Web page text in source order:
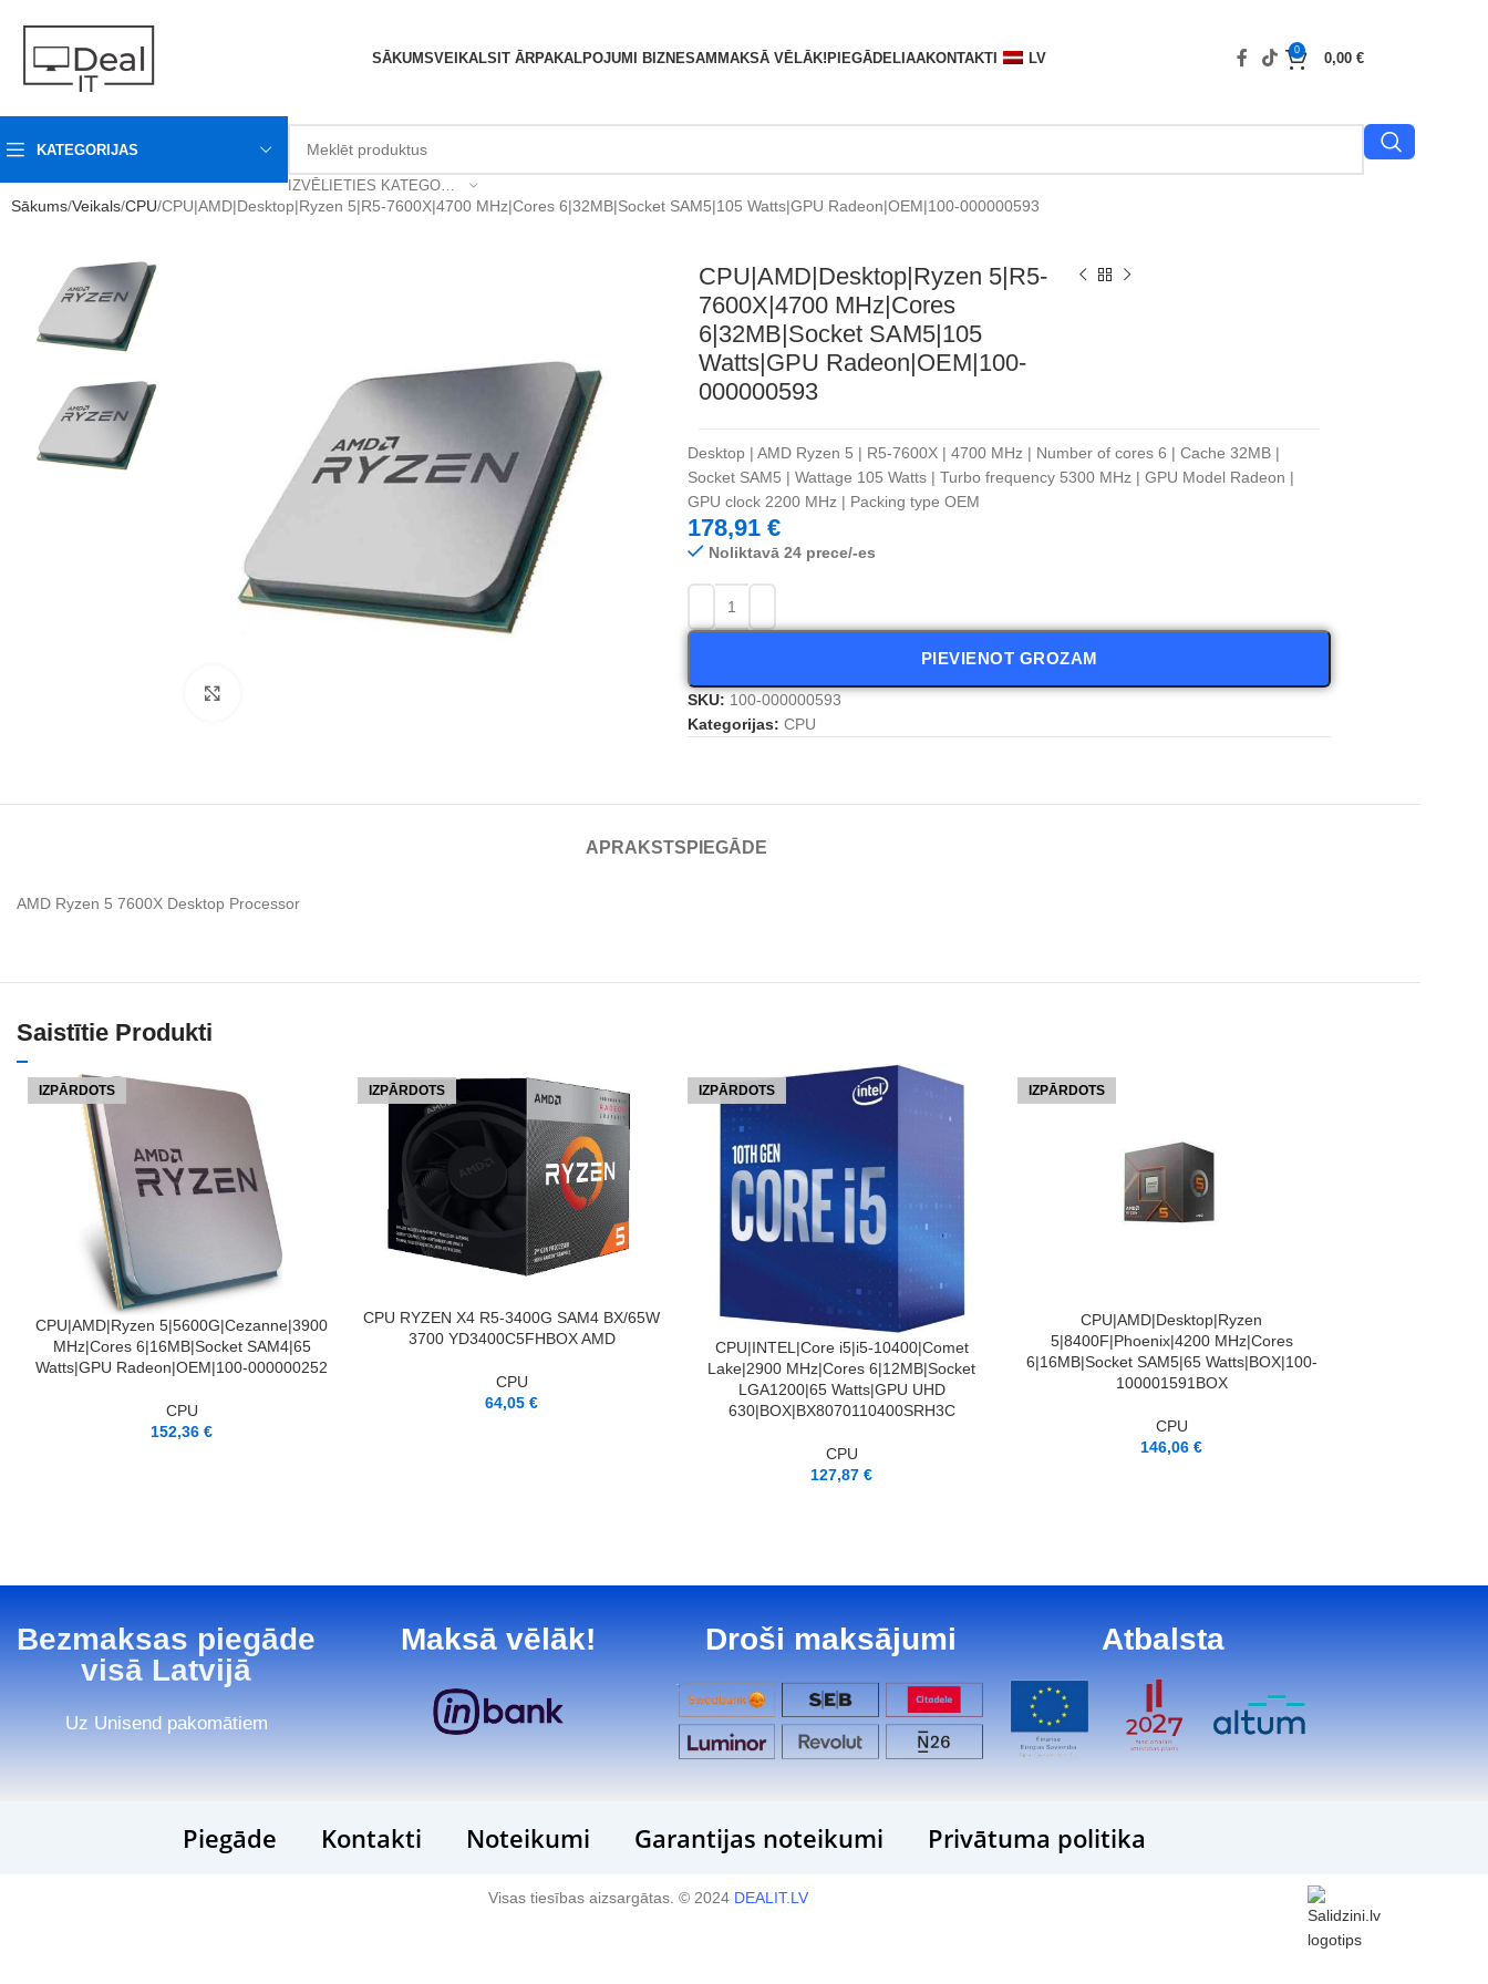
SĀKUMSVEIKALS IT ĀRPAKALPOJUMI BIZNESAM MAKSĀ VĒLĀK! PIEGĀDELIAAKONTAKTI LV
0
0,00 €
KATEGORIJAS
IZVĒLIETIES KATEGORIJU
Sākums Veikals CPU CPU|AMD|Desktop|Ryzen 5|R5-7600X|4700 MHz|Cores 6|32MB|Socket SAM5|105 Watts|GPU Radeon|OEM|100-000000593
CPU|AMD|Desktop|Ryzen 5|R5-
7600X|4700 MHz|Cores
6|32MB|Socket SAM5|105
Watts|GPU Radeon|OEM|100-
000000593
Desktop | AMD Ryzen 5 | R5-7600X | 4700 MHz | Number of cores 6 | Cache 32MB |
Socket SAM5 | Wattage 105 Watts | Turbo frequency 5300 MHz | GPU Model Radeon |
GPU clock 2200 MHz | Packing type OEM
178,91 €
Noliktavā 24 prece/-es
PIEVIENOT GROZAM
SKU: 100-000000593
Kategorijas: CPU
APRAKSTS PIEGĀDE
AMD Ryzen 5 7600X Desktop Processor
Saistītie Produkti
IZPĀRDOTS
LASĪT VAIRĀK
CPU|AMD|Ryzen 5|5600G|Cezanne|3900
MHz|Cores 6|16MB|Socket SAM4|65
Watts|GPU Radeon|OEM|100-000000252
CPU
152,36 €
IZPĀRDOTS
LASĪT VAIRĀK
CPU RYZEN X4 R5-3400G SAM4 BX/65W
3700 YD3400C5FHBOX AMD
CPU
64,05 €
IZPĀRDOTS
LASĪT VAIRĀK
CPU|INTEL|Core i5|i5-10400|Comet
Lake|2900 MHz|Cores 6|12MB|Socket
LGA1200|65 Watts|GPU UHD
630|BOX|BX8070110400SRH3C
CPU
127,87 €
IZPĀRDOTS
LASĪT VAIRĀKCPU|AMD|Desktop|Ryzen
5|8400F|Phoenix|4200 MHz|Cores
6|16MB|Socket SAM5|65 Watts|BOX|100-
100001591BOX
CPU
146,06 €
Bezmaksas piegāde
visā Latvijā
Uz Unisend pakomātiem
Maksā vēlāk! Droši maksājumi Atbalsta
Piegāde Kontakti Noteikumi Garantijas noteikumi Privātuma politika
Visas tiesības aizsargātas. © 2024 DEALIT.LV